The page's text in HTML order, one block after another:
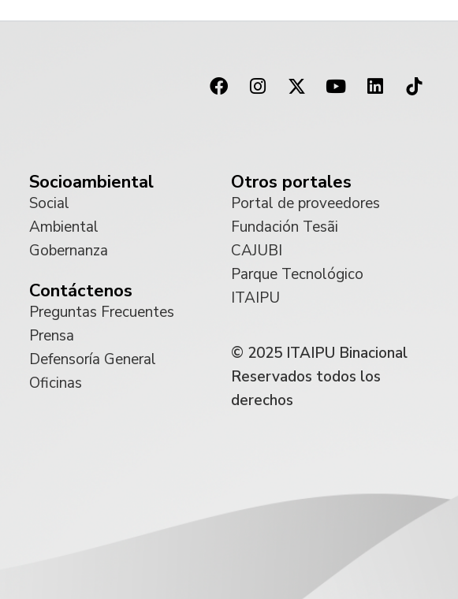
Socioambiental
Social
Ambiental
Gobernanza
Contáctenos
Preguntas Frecuentes
Prensa
Defensoría General
Oficinas
Otros portales
Portal de proveedores
Fundación Tesãi
CAJUBI
Parque Tecnológico
ITAIPU
© 2025 ITAIPU Binacional
Reservados todos los
derechos